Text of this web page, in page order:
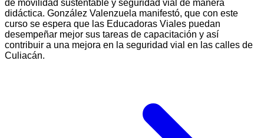
de movilidad sustentable y seguridad vial de manera
didáctica. González Valenzuela manifestó, que con este
curso se espera que las Educadoras Viales puedan
desempeñar mejor sus tareas de capacitación y así
contribuir a una mejora en la seguridad vial en las calles de
Culiacán.